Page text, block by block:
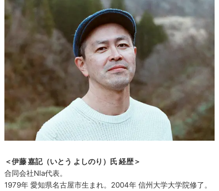
＜伊藤 嘉記（いとう よしのり）氏 経歴＞
合同会社NIa代表。
1979年 愛知県名古屋市生まれ。2004年 信州大学大学院修了。